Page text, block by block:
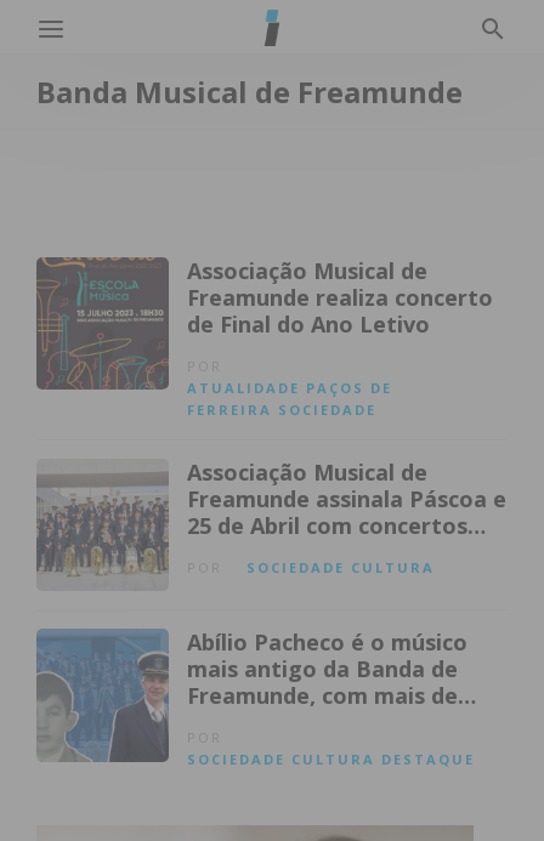
Banda Musical de Freamunde
Associação Musical de
Freamunde realiza concerto
de Final do Ano Letivo
ATUALIDADE PAÇOS DE
FERREIRA SOCIEDADE
Associação Musical de
Freamunde assinala Páscoa e
25 de Abril com concertos
SOCIEDADE CULTURA
Abílio Pacheco é o músico
mais antigo da Banda de
Freamunde, com mais de
SOCIEDADE CULTURA DESTAQUE